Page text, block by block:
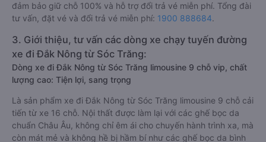
đảm bảo giữ chỗ 100% và hỗ trợ đổi trả vé miễn phí. Tổng đài
tư vấn, đặt vé và đổi trả vé miễn phí: 1900 888684.
3. Giới thiệu, tư vấn các dòng xe chạy tuyến đường
xe đi Đắk Nông từ Sóc Trăng:
Dòng xe đi Đắk Nông từ Sóc Trăng limousine 9 chỗ vip, chất
lượng cao: Tiện lợi, sang trọng
Là sản phẩm xe đi Đắk Nông từ Sóc Trăng limousine 9 chỗ cải
tiến từ xe 16 chỗ. Nội thất được làm lại với các ghế bọc da
chuẩn Châu Âu, không chỉ êm ái cho chuyến hành trình xa, mà
còn mát mẻ và không hề bị hầm bí như các ghế bọc da bình